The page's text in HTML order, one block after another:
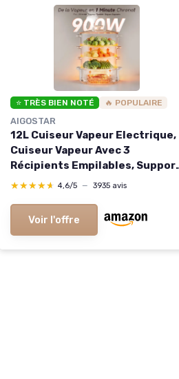
⭐ TRÈS BIEN NOTÉ 🔥 POPULAIRE
AIGOSTAR
12L Cuiseur Vapeur Electrique,
Cuiseur Vapeur Avec 3
Récipients Empilables,
Pour Cuire les œufs, Minuterie
Cuire le riz, Sans BPA, 900 W
★★★★★
★★★★★ 4,6/5 — 3935 avis
Voir l'offre